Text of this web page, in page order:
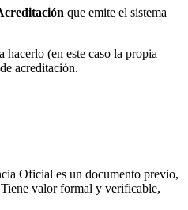
que emite el sistema
(en este caso la propia
acreditación.
Oficial es un documento previo,
valor formal y verificable,